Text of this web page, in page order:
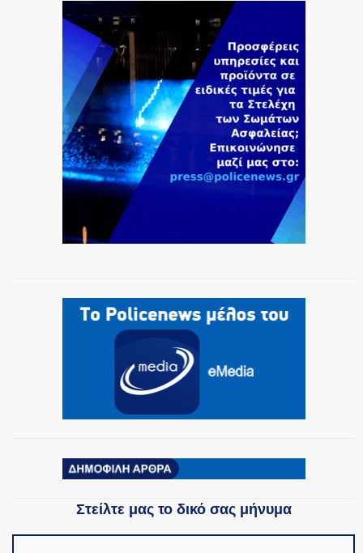
Στείλτε μας το δικό σας μήνυμα